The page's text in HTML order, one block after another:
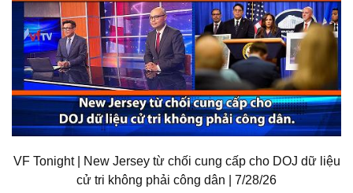
VF Tonight | New Jersey từ chối cung cấp cho DOJ dữ liệu
cử tri không phải công dân | 7/28/26